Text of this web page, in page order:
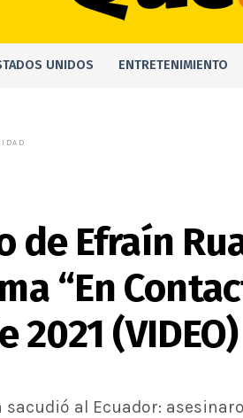
UNIDOS ENTRETENIMIENTO
de Efraín
“En
(VIDEO)
sacudió al Ecuador: